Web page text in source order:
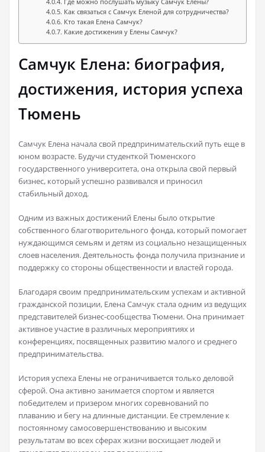
Где можно послушать музыку Самчук Елены?
Как связаться с Самчук Еленой для сотрудничества?
Кто такая Елена Самчук?
Какие достижения у Елены Самчук?
Самчук Елена: биография,
достижения, история успеха
Тюмень
Самчук Елена начала свой предпринимательский путь еще в
юном возрасте. Будучи студенткой Тюменского
государственного университета, она открыла свой первый
бизнес, который успешно развивался и приносил
стабильный доход.
Одним из важных достижений Елены было открытие
собственного благотворительного фонда, который помогает
нуждающимся семьям и детям из социально незащищенных
слоев населения. Деятельность фонда получила признание и
поддержку со стороны общественности и властей города.
Благодаря своим предпринимательским успехам и активной
гражданской позиции, Елена Самчук стала одним из ведущих
представителей бизнес-сообщества Тюмени. Она принимает
активное участие в различных мероприятиях и
конференциях, посвященных развитию малого и среднего
предпринимательства.
История успеха Елены не ограничивается только деловой
сферой. Она активно занимается спортом и является
победителем и призером многих соревнований по
плаванию и бегу на длинные дистанции. Ее стремление к
постоянному самосовершенствованию и высоким
результатам во всех сферах жизни восхищает людей и